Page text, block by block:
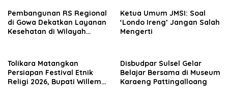
Pembangunan RS Regional
di Gowa Dekatkan Layanan
Kesehatan di Wilayah
Ketua Umum JMSI: Soal
‘Londo Ireng’ Jangan Salah
Mengerti
Tolikara Matangkan
Persiapan Festival Etnik
Religi 2026, Bupati Willem
Disbudpar Sulsel Gelar
Belajar Bersama di Museum
Karaeng Pattingalloang